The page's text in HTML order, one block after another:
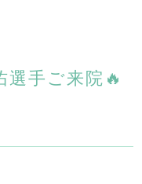
手ご来院🔥